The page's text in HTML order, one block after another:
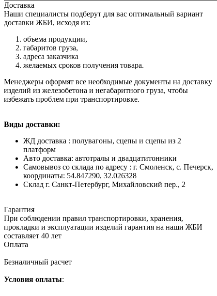
Доставка
Наши специалисты подберут для вас оптимальный вариант
доставки ЖБИ, исходя из:
объема продукции,
габаритов груза,
адреса заказчика
желаемых сроков получения товара.
Менеджеры оформят все необходимые документы на доставку
изделий из железобетона и негабаритного груза, чтобы
избежать проблем при транспортировке.
Виды доставки:
ЖД доставка : полувагоны, сцепы и сцепы из 2
платформ
Авто доставка: автотралы и двадцатитонники
Самовывоз со склада по адресу : г. Смоленск, с. Печерск,
координаты: 54.847290, 32.026328
Cклад г. Санкт-Петербург, Михайловский пер., 2
Гарантия
При соблюдении правил транспортировки, хранения,
прокладки и эксплуатации изделий гарантия на наши ЖБИ
составляет 40 лет
Оплата
Безналичный расчет
Условия оплаты: